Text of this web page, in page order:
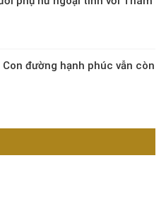
đường hạnh phúc vẫn còn